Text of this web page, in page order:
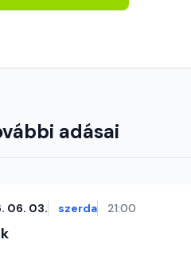
adásai
06. 03. szerda 21:00